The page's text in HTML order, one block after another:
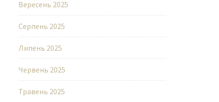
Вересень 2025
Серпень 2025
Липень 2025
Червень 2025
Травень 2025